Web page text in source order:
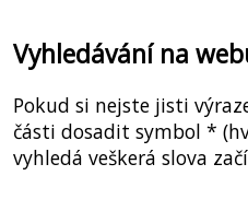
Vyhledávání na
Pokud si nejste jisti
části dosadit symbol *
vyhledá veškerá slova